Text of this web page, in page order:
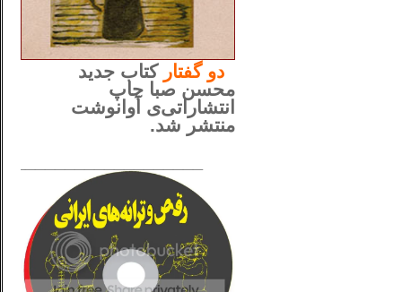
دوگفتار کتاب جدید
محسن صبا چاپ
انتشاراتی‌ی آوانوشت
منتشر شد.